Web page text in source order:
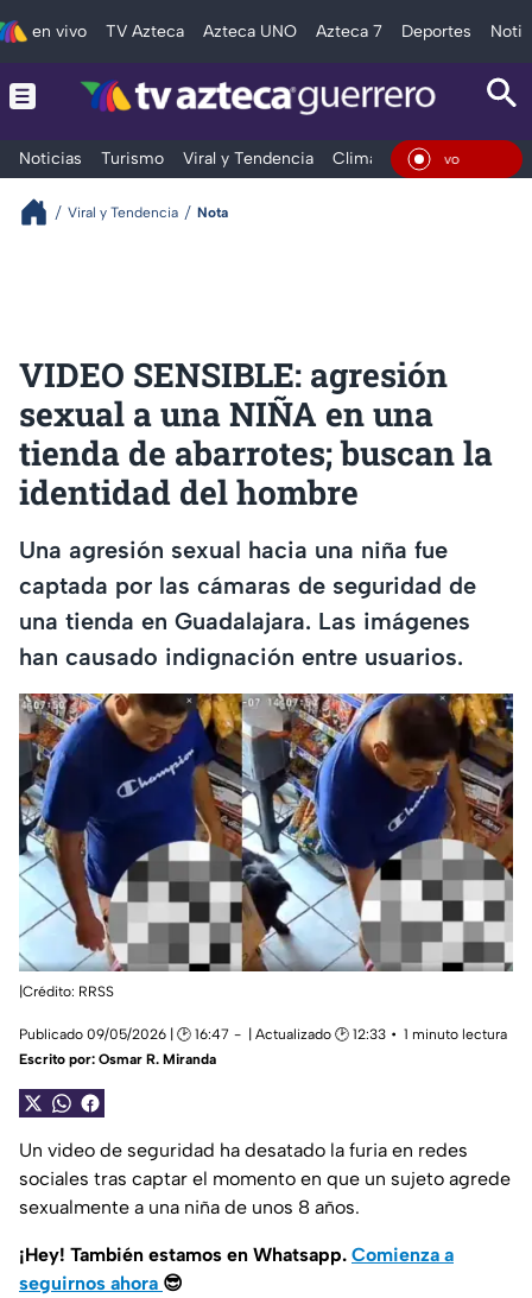
en vivo TV Azteca Azteca UNO Azteca 7 Deportes
Noticias Turismo Viral y Tendencia Clima Deportes En
Viral y Tendencia Nota
VIDEO SENSIBLE: agresión
sexual a una NIÑA en una
tienda de abarrotes; buscan la
identidad del hombre
Una agresión sexual hacia una niña fue
captada por las cámaras de seguridad de
una tienda en Guadalajara. Las imágenes
han causado indignación entre usuarios.
|Crédito: RRSS
Publicado 09/05/2026 | 🕑 16:47 | Actualizado 🕑 12:33
1 minuto lectura
Escrito por: Osmar R. Miranda
Un video de seguridad ha desatado la furia en redes
sociales tras captar el momento en que un sujeto agrede
sexualmente a una niña de unos 8 años.
¡Hey! También estamos en Whatsapp. Comienza a
seguirnos ahora 😎